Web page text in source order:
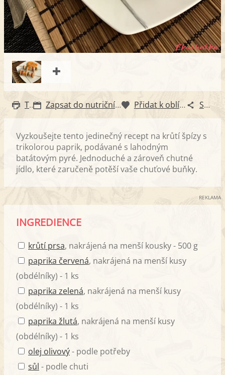
Tisk Zapsat do nutričního diáře Přidat k oblíbeným Sdílet
Vyzkoušejte tento jedinečný recept na krůtí špízy s
trikolorou paprik, podávané s lahodným
batátovým pyré. Jednoduché a zároveň chutné
jídlo, které zaručeně potěší vaše chuťové buňky.
REKLAMA
INGREDIENCE
krůtí prsa, nakrájená na menší kousky - 500 g
paprika červená, nakrájená na menší kusy
(obdélníky) - 1 ks
paprika zelená, nakrájená na menší kusy
(obdélníky) - 1 ks
paprika žlutá, nakrájená na menší kusy
(obdélníky) - 1 ks
olej olivový- podle potřeby
sůl - podle chuti